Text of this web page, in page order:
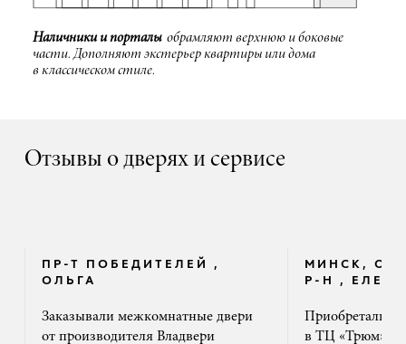
Наличники и порталы обрамляют верхнюю и боковые
части. Дополняют экстерьер квартиры или дома
в классическом стиле.
Отзывы о дверях и сервисе
ПР-Т ПОБЕДИТЕЛЕЙ ,
ОЛЬГА
Заказывали межкомнатные двери
от производителя Владвери
МИНСК,
Р-Н , ЕЛЕНА
Приобретали
в ТЦ «Трюм».